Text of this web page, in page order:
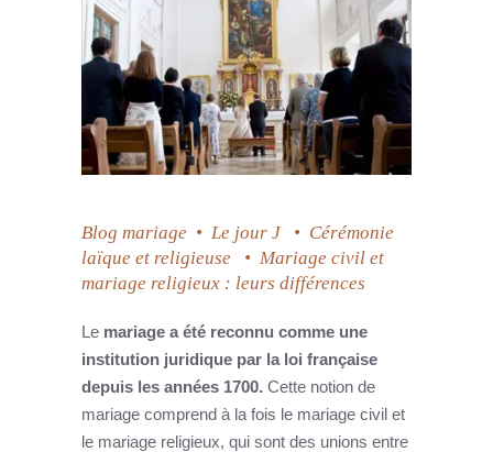
Blog mariage • Le jour J • Cérémonie
laïque et religieuse
• Mariage civil et
mariage religieux : leurs différences
Le mariage a été reconnu comme une
institution juridique par la loi française
depuis les années 1700. Cette notion de
mariage comprend à la fois le mariage civil et
le mariage religieux, qui sont des unions entre